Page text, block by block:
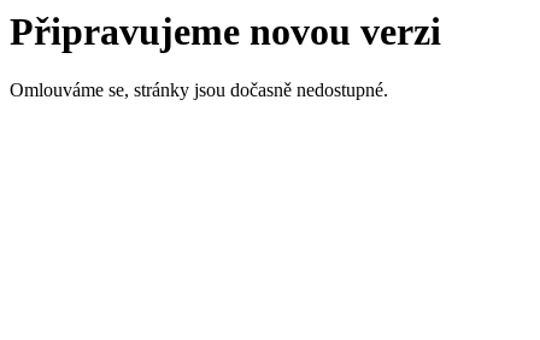
Připravujeme novou verzi
Omlouváme se, stránky jsou dočasně nedostupné.